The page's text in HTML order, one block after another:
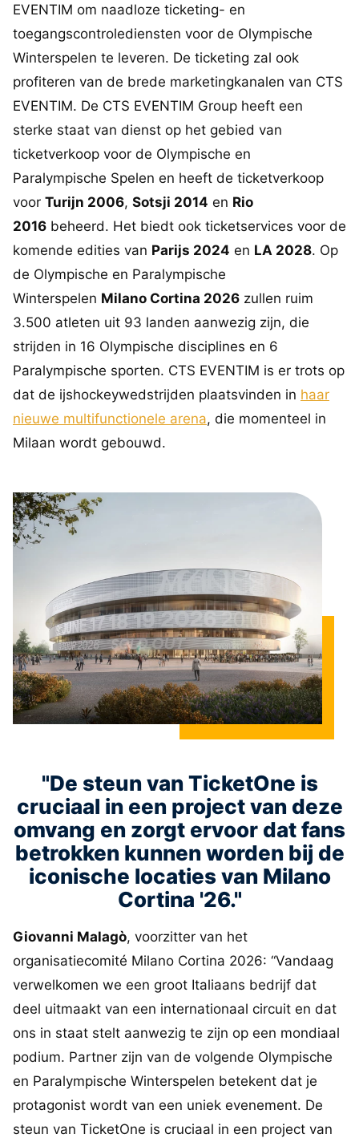
EVENTIM om naadloze ticketing- en
toegangscontrolediensten voor de Olympische
Winterspelen te leveren. De ticketing zal ook
profiteren van de brede marketingkanalen van CTS
EVENTIM. De CTS EVENTIM Group heeft een
sterke staat van dienst op het gebied van
ticketverkoop voor de Olympische en
Paralympische Spelen en heeft de ticketverkoop
voor Turijn 2006, Sotsji 2014 en Rio
2016 beheerd. Het biedt ook ticketservices voor de
komende edities van Parijs 2024 en LA 2028. Op
de Olympische en Paralympische
Winterspelen Milano Cortina 2026 zullen ruim
3.500 atleten uit 93 landen aanwezig zijn, die
strijden in 16 Olympische disciplines en 6
Paralympische sporten. CTS EVENTIM is er trots op
dat de ijshockeywedstrijden plaatsvinden in haar
nieuwe multifunctionele arena, die momenteel in
Milaan wordt gebouwd.
"De steun van TicketOne is
cruciaal in een project van deze
omvang en zorgt ervoor dat fans
betrokken kunnen worden bij de
iconische locaties van Milano
Cortina '26."
Giovanni Malagò, voorzitter van het
organisatiecomité Milano Cortina 2026: “Vandaag
verwelkomen we een groot Italiaans bedrijf dat
deel uitmaakt van een internationaal circuit en dat
ons in staat stelt aanwezig te zijn op een mondiaal
podium. Partner zijn van de volgende Olympische
en Paralympische Winterspelen betekent dat je
protagonist wordt van een uniek evenement. De
steun van TicketOne is cruciaal in een project van